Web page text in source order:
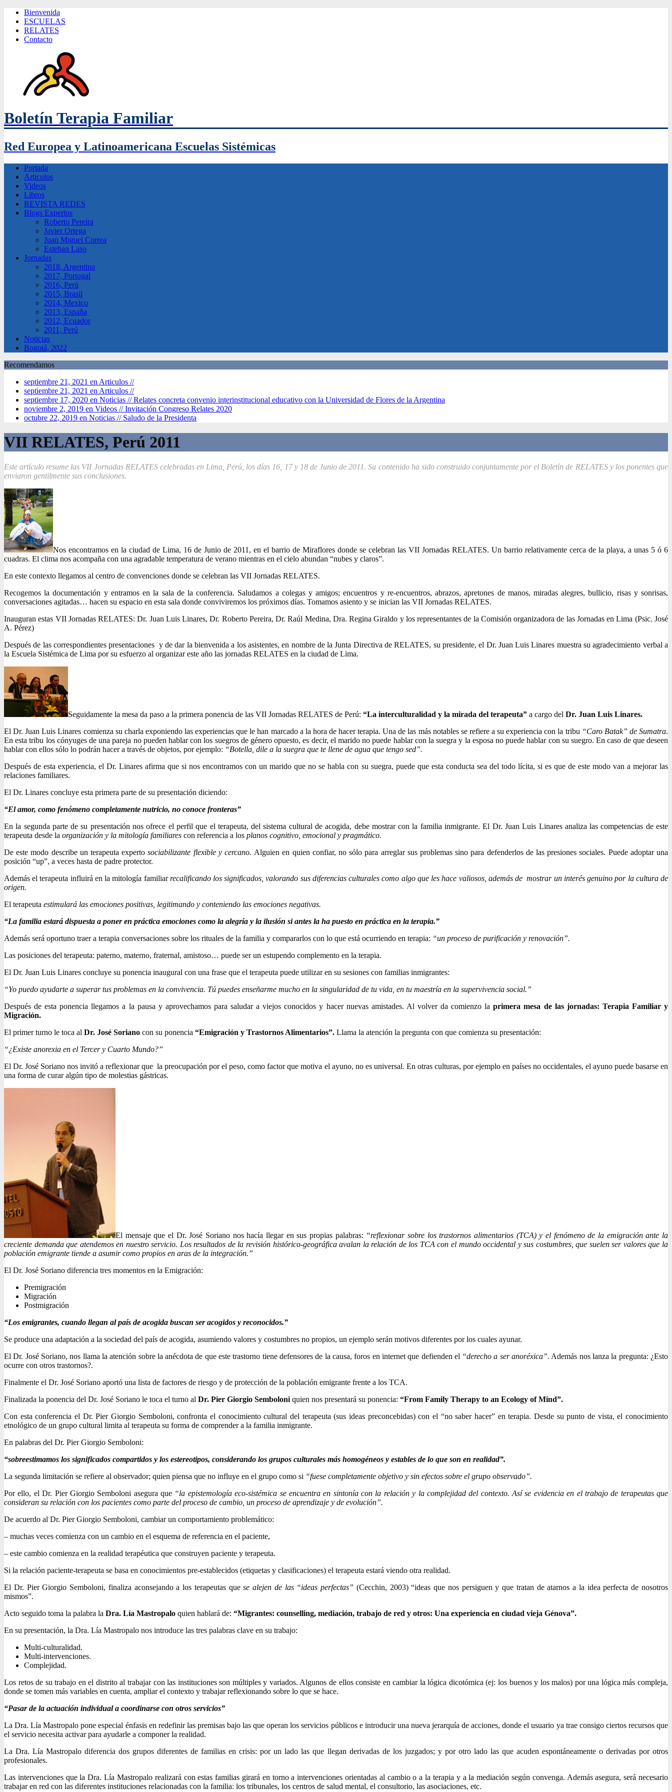
Bienvenida
ESCUELAS
RELATES
Contacto
Boletín Terapia Familiar
Red Europea y Latinoamericana Escuelas Sistémicas
Portada
Articulos
Videos
Libros
REVISTA REDES
Blogs Expertos
Roberto Pereira
Javier Ortega
Juan Miguel Correa
Esteban Laso
Jornadas
2018, Argentina
2017, Portugal
2016, Perú
2015, Brasil
2014, Mexico
2013, España
2012, Ecuador
2011, Perú
Noticias
Bogotá, 2022
Recomendamos
septiembre 21, 2021 en Articulos //
septiembre 21, 2021 en Articulos //
septiembre 17, 2020 en Noticias //Relates concreta convenio interinstitucional educativo con la Universidad de Flores de la Argentina
noviembre 2, 2019 en Videos //Invitación Congreso Relates 2020
octubre 22, 2019 en Noticias // Saludo de la Presidenta
VII RELATES, Perú 2011
Este artículo resume las VII Jornadas RELATES celebradas en Lima, Perú, los días 16, 17 y 18 de Junio de 2011. Su contenido ha sido construido conjuntamente por el Boletín de RELATES y los ponentes que
enviaron gentilmente sus conclusiones.
Nos encontramos en la ciudad de Lima, 16 de Junio de 2011, en el barrio de Miraflores donde se celebran las VII Jornadas RELATES. Un barrio relativamente cerca de la playa, a unas 5 ó 6
cuadras. El clima nos acompaña con una agradable temperatura de verano mientras en el cielo abundan “nubes y claros”.
En este contexto llegamos al centro de convenciones donde se celebran las VII Jornadas RELATES.
Recogemos la documentación y entramos en la sala de la conferencia. Saludamos a colegas y amigos; encuentros y re-encuentros, abrazos, apretones de manos, miradas alegres, bullicio, risas y sonrisas,
conversaciones agitadas… hacen su espacio en esta sala donde conviviremos los próximos días. Tomamos asiento y se inician las VII Jornadas RELATES.
Inauguran estas VII Jornadas RELATES: Dr. Juan Luis Linares, Dr. Roberto Pereira, Dr. Raúl Medina, Dra. Regina Giraldo y los representantes de la Comisión organizadora de las Jornadas en Lima (Psic. José
A. Pérez)
Después de las correspondientes presentaciones y de dar la bienvenida a los asistentes, en nombre de la Junta Directiva de RELATES, su presidente, el Dr. Juan Luis Linares muestra su agradecimiento verbal a
la Escuela Sistémica de Lima por su esfuerzo al organizar este año las jornadas RELATES en la ciudad de Lima.
Seguidamente la mesa da paso a la primera ponencia de las VII Jornadas RELATES de Perú: “La interculturalidad y la mirada del terapeuta” a cargo del Dr. Juan Luis Linares.
El Dr. Juan Luis Linares comienza su charla exponiendo las experiencias que le han marcado a la hora de hacer terapia. Una de las más notables se refiere a su experiencia con la tribu “Caro Batak” de Sumatra.
En esta tribu los cónyuges de una pareja no pueden hablar con los suegros de género opuesto, es decir, el marido no puede hablar con la suegra y la esposa no puede hablar con su suegro. En caso de que deseen
hablar con ellos sólo lo podrán hacer a través de objetos, por ejemplo: “Botella, dile a la suegra que te llene de agua que tengo sed”.
Después de esta experiencia, el Dr. Linares afirma que si nos encontramos con un marido que no se habla con su suegra, puede que esta conducta sea del todo lícita, si es que de este modo van a mejorar las
relaciones familiares.
El Dr. Linares concluye esta primera parte de su presentación diciendo:
“El amor, como fenómeno completamente nutricio, no conoce fronteras”
En la segunda parte de su presentación nos ofrece el perfil que el terapeuta, del sistema cultural de acogida, debe mostrar con la familia inmigrante. El Dr. Juan Luis Linares analiza las competencias de este
terapeuta desde la organización y la mitología familiares con referencia a los planos cognitivo, emocional y pragmático.
De este modo describe un terapeuta expertosociabilizante flexible y cercano. Alguien en quien confiar, no sólo para arreglar sus problemas sino para defenderlos de las presiones sociales. Puede adoptar una
posición “up”, a veces hasta de padre protector.
Además el terapeuta influirá en la mitología familiarrecalificando los significados, valorando sus diferencias culturales como algo que les hace valiosos, además de mostrar un interés genuino por la cultura de
origen.
El terapeuta estimulará las emociones positivas, legitimando y conteniendo las emociones negativas.
“La familia estará dispuesta a poner en práctica emociones como la alegría y la ilusión si antes la ha puesto en práctica en la terapia.”
Además será oportuno traer a terapia conversaciones sobre los rituales de la familia y compararlos con lo que está ocurriendo en terapia: “un proceso de purificación y renovación”.
Las posiciones del terapeuta: paterno, materno, fraternal, amistoso… puede ser un estupendo complemento en la terapia.
El Dr. Juan Luis Linares concluye su ponencia inaugural con una frase que el terapeuta puede utilizar en su sesiones con familias inmigrantes:
“Yo puedo ayudarte a superar tus problemas en la convivencia. Tú puedes enseñarme mucho en la singularidad de tu vida, en tu maestría en la supervivencia social.”
Después de esta ponencia llegamos a la pausa y aprovechamos para saludar a viejos conocidos y hacer nuevas amistades. Al volver da comienzo laprimera mesa de las jornadas: Terapia Familiar y
Migración.
El primer turno le toca al Dr. José Soriano con su ponencia “Emigración y Trastornos Alimentarios”. Llama la atención la pregunta con que comienza su presentación:
“¿Existe anorexia en el Tercer y Cuarto Mundo?”
El Dr. José Soriano nos invitó a reflexionar que la preocupación por el peso, como factor que motiva el ayuno, no es universal. En otras culturas, por ejemplo en países no occidentales, el ayuno puede basarse en
una forma de curar algún tipo de molestias gástricas.
El mensaje que el Dr. José Soriano nos hacía llegar en sus propias palabras: “reflexionar sobre los trastornos alimentarios (TCA) y el fenómeno de la emigración ante la
creciente demanda que atendemos en nuestro servicio. Los resultados de la revisión histórico-geográfica avalan la relación de los TCA con el mundo occidental y sus costumbres, que suelen ser valores que la
población emigrante tiende a asumir como propios en aras de la integración.”
El Dr. José Soriano diferencia tres momentos en la Emigración:
Premigración
Migración
Postmigración
“Los emigrantes, cuando llegan al país de acogida buscan ser acogidos y reconocidos.”
Se produce una adaptación a la sociedad del país de acogida, asumiendo valores y costumbres no propios, un ejemplo serán motivos diferentes por los cuales ayunar.
El Dr. José Soriano, nos llama la atención sobre la anécdota de que este trastorno tiene defensores de la causa, foros en internet que defienden el “derecho a ser anoréxica”. Además nos lanza la pregunta: ¿Esto
ocurre con otros trastornos?.
Finalmente el Dr. José Soriano aportó una lista de factores de riesgo y de protección de la población emigrante frente a los TCA.
Finalizada la ponencia del Dr. José Soriano le toca el turno al Dr. Pier Giorgio Semboloni quien nos presentará su ponencia: “From Family Therapy to an Ecology of Mind”.
Con esta conferencia el Dr. Pier Giorgio Semboloni, confronta el conocimiento cultural del terapeuta (sus ideas preconcebidas) con el “no saber hacer” en terapia. Desde su punto de vista, el conocimiento
etnológico de un grupo cultural limita al terapeuta su forma de comprender a la familia inmigrante.
En palabras del Dr. Pier Giorgio Semboloni:
“sobreestimamos los significados compartidos y los estereotipos, considerando los grupos culturales más homogéneos y estables de lo que son en realidad”.
La segunda limitación se refiere al observador; quien piensa que no influye en el grupo como si “fuese completamente objetivo y sin efectos sobre el grupo observado”.
Por ello, el Dr. Pier Giorgio Semboloni asegura que “la epistemología eco-sistémica se encuentra en sintonía con la relación y la complejidad del contexto. Así se evidencia en el trabajo de terapeutas que
consideran su relación con los pacientes como parte del proceso de cambio, un proceso de aprendizaje y de evolución”.
De acuerdo al Dr. Pier Giorgio Semboloni, cambiar un comportamiento problemático:
– muchas veces comienza con un cambio en el esquema de referencia en el paciente,
– este cambio comienza en la realidad terapéutica que construyen paciente y terapeuta.
Si la relación paciente-terapeuta se basa en conocimientos pre-establecidos (etiquetas y clasificaciones) el terapeuta estará viendo otra realidad.
El Dr. Pier Giorgio Semboloni, finaliza aconsejando a los terapeutas quese alejen de las “ideas perfectas” (Cecchin, 2003) “ideas que nos persiguen y que tratan de atarnos a la idea perfecta de nosotros
mismos”.
Acto seguido toma la palabra la Dra. Lía Mastropalo quien hablará de: “Migrantes: counselling, mediación, trabajo de red y otros: Una experiencia en ciudad vieja Génova”.
En su presentación, la Dra. Lía Mastropalo nos introduce las tres palabras clave en su trabajo:
Multi-culturalidad.
Multi-intervenciones.
Complejidad.
Los retos de su trabajo en el distrito al trabajar con las instituciones son múltiples y variados. Algunos de ellos consiste en cambiar la lógica dicotómica (ej: los buenos y los malos) por una lógica más compleja,
donde se tomen más variables en cuenta, ampliar el contexto y trabajar reflexionando sobre lo que se hace.
“Pasar de la actuación individual a coordinarse con otros servicios”
La Dra. Lía Mastropalo pone especial énfasis en redefinir las premisas bajo las que operan los servicios públicos e introducir una nueva jerarquía de acciones, donde el usuario ya trae consigo ciertos recursos que
el servicio necesita activar para ayudarle a componer la realidad.
La Dra. Lía Mastropalo diferencia dos grupos diferentes de familias en crisis: por un lado las que llegan derivadas de los juzgados; y por otro lado las que acuden espontáneamente o derivadas por otros
profesionales.
Las intervenciones que la Dra. Lía Mastropalo realizará con estas familias girará en torno a intervenciones orientadas al cambio o a la terapia y a la mediación según convenga. Además asegura, será necesario
trabajar en red con las diferentes instituciones relacionadas con la familia: los tribunales, los centros de salud mental, el consultorio, las asociaciones, etc.